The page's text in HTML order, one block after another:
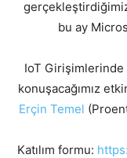
bu ay
IoT Girişimlerinde
konuşacağımız
Erçin Temel
Katılım formu: